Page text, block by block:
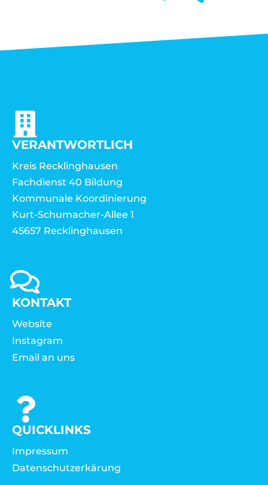
VERANTWORTLICH
Kreis Recklinghausen
Fachdienst 40 Bildung
Kommunale Koordinierung
Kurt-Schumacher-Allee 1
45657 Recklinghausen
KONTAKT
Website
Instagram
Email an uns
QUICKLINKS
Impressum
Datenschutzerkärung